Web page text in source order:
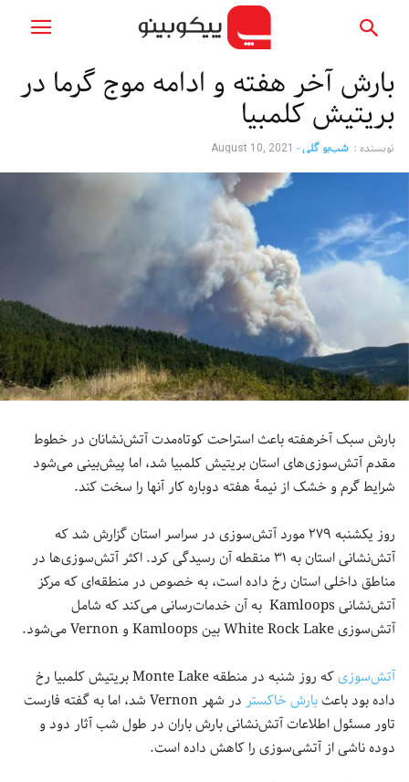
بارش آخر هفته و ادامه موج گرما در
بریتیش کلمبیا
نویسنده : شب‌بو گلی-
August 10, 2021
بارش سبک آخرهفته باعث استراحت کوتاه‌مدت آتش‌نشانان در خطوط
مقدم آتش‌سوزی‌های استان بریتیش کلمبیا شد، اما پیش‌بینی می‌شود
شرایط گرم و خشک از نیمهٔ هفته دوباره کار آنها را سخت کند.
روز یکشنبه ۲۷۹ مورد آتش‌سوزی در سراسر استان گزارش شد که
آتش‌نشانی استان به ۳۱ منقطه آن رسیدگی کرد. اکثر آتش‌سوزی‌ها در
مناطق داخلی استان رخ داده است، به خصوص در منطقه‌ای که مرکز
آتش‌نشانی Kamloops به آن خدمات‌رسانی می‌کند که شامل
آتش‌سوزی White Rock Lake بین Kamloops و Vernon می‌شود.
آتش‌سوزی
که روز شنبه در منطقه Monte Lake بریتیش کلمبیا رخ
داده بود باعثبارش خاکستر
در شهر Vernon شد، اما به گفته فارست
تاور مسئول اطلاعات آتش‌نشانی بارش باران در طول شب آثار دود و
دوده ناشی از آتشی‌سوزی را کاهش داده است.